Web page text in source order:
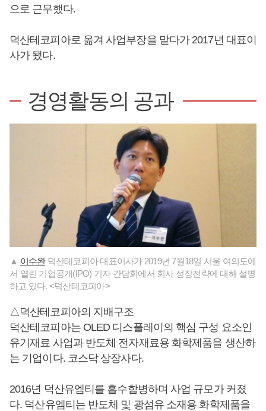
으로 근무했다.
덕산테코피아로 옮겨 사업부장을 맡다가 2017년 대표이
사가 됐다.
경영활동의 공과
▲ 이수완덕산테코피아 대표이사가 2019년 7월18일 서울 여의도에
서 열린 기업공개(IPO) 기자 간담회에서 회사 성장전략에 대해 설명
하고 있다. <덕산테코피아>
△덕산테코피아의 지배구조
덕산테코피아는 OLED 디스플레이의 핵심 구성 요소인
유기재료 사업과 반도체 전자재료용 화학제품을 생산하
는 기업이다. 코스닥 상장사다.
2016년 덕산유엠티를 흡수합병하며 사업 규모가 커졌
다. 덕산유엠티는 반도체 및 광섬유 소재용 화학제품을